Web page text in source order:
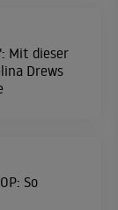
Mit dieser
Drews
So